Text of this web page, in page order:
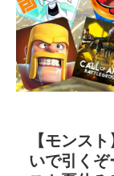
【モンス
いで引く